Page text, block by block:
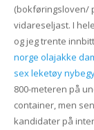
(bokføringsloven/
vidareseljast. I
og jeg trente
norge olajakke
sex leketøy
800-meteren på
container, men
kandidater på